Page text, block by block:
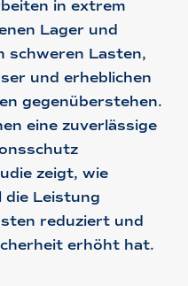
in extrem
Lager und
schweren Lasten,
und erheblichen
gegenüberstehen.
eine zuverlässige
zeigt, wie
die Leistung
reduziert und
erhöht hat.